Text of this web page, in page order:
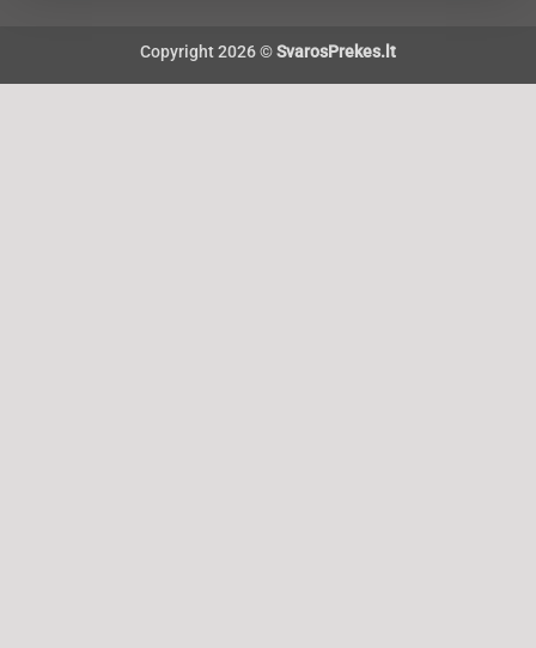
Copyright 2026 ©SvarosPrekes.lt